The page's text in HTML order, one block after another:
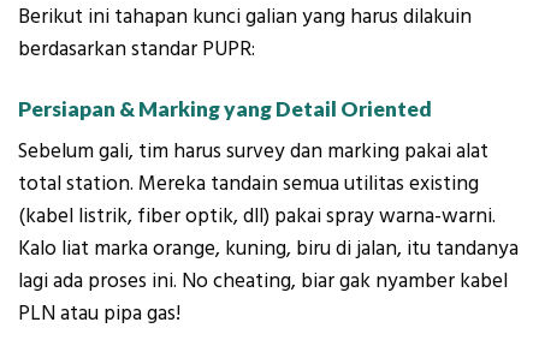
Berikut ini tahapan kunci galian yang harus dilakuin
berdasarkan standar PUPR:
Persiapan & Marking yang Detail Oriented
Sebelum gali, tim harus survey dan marking pakai alat
total station. Mereka tandain semua utilitas existing
(kabel listrik, fiber optik, dll) pakai spray warna-warni.
Kalo liat marka orange, kuning, biru di jalan, itu tandanya
lagi ada proses ini. No cheating, biar gak nyamber kabel
PLN atau pipa gas!